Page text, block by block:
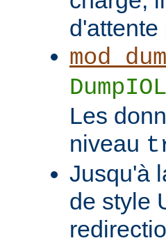
d'attente
Les
niveau
Jusqu'à
de style